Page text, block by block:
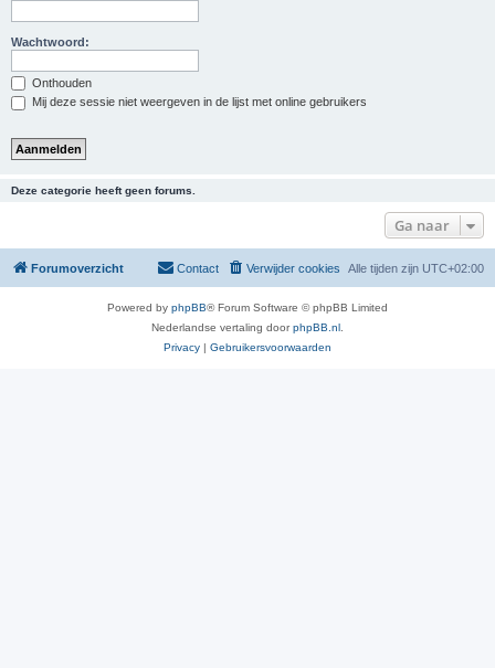
Wachtwoord:
Onthouden
Mij deze sessie niet weergeven in de lijst met online gebruikers
Deze categorie heeft geen forums.
Ga naar
Forumoverzicht Alle tijden zijn UTC+02:00
Verwijder cookies
Contact
Powered by phpBB® Forum Software © phpBB Limited
Nederlandse vertaling doorphpBB.nl
Privacy | Gebruikersvoorwaarden